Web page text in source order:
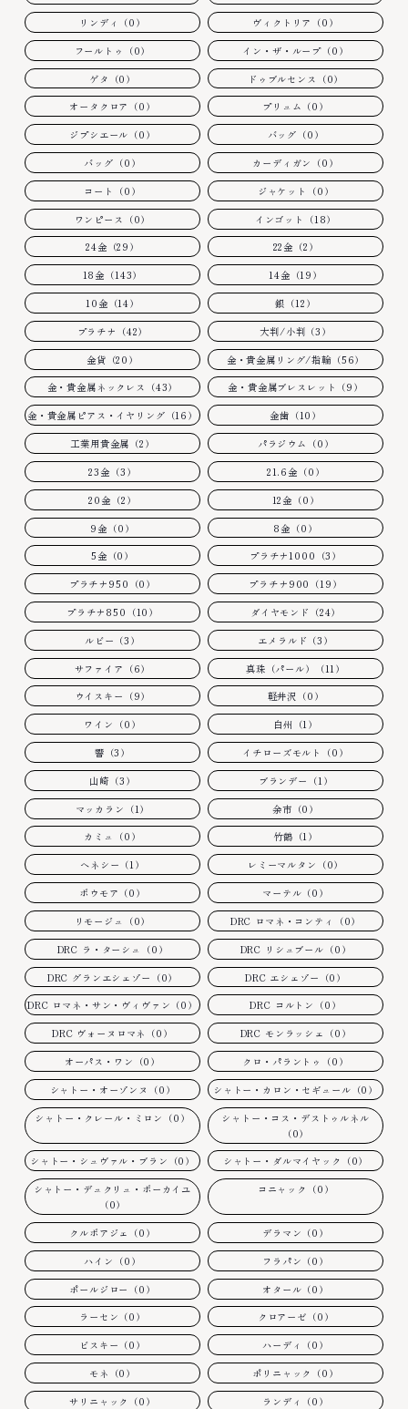
リンディ（0） ヴィクトリア（0）
フールトゥ（0） イン・ザ・ループ（0）
ゲタ（0） ドゥブルセンス（0）
オータクロア（0） プリュム（0）
ジプシエール（0） バッグ（0）
バッグ（0） カーディガン（0）
コート（0） ジャケット（0）
ワンピース（0） インゴット（18）
24金（29） 22金（2）
18金（143） 14金（19）
10金（14） 銀（12）
プラチナ（42） 大判/小判（3）
金貨（20） 金・貴金属リング/指輪（56）
金・貴金属ネックレス（43） 金・貴金属ブレスレット（9）
金・貴金属ピアス・イヤリング（16） 金歯（10）
工業用貴金属（2） パラジウム（0）
23金（3） 21.6金（0）
20金（2） 12金（0）
9金（0） 8金（0）
5金（0） プラチナ1000（3）
プラチナ950（0） プラチナ900（19）
プラチナ850（10） ダイヤモンド（24）
ルビー（3） エメラルド（3）
サファイア（6） 真珠（パール）（11）
ウイスキー（9） 軽井沢（0）
ワイン（0） 白州（1）
響（3） イチローズモルト（0）
山崎（3） ブランデー（1）
マッカラン（1） 余市（0）
カミュ（0） 竹鶴（1）
ヘネシー（1） レミーマルタン（0）
ボウモア（0） マーテル（0）
リモージュ（0） DRC ロマネ・コンティ（0）
DRC ラ・ターシュ（0） DRC リシュブール（0）
DRC グランエシェゾー（0） DRC エシェゾー（0）
DRC ロマネ・サン・ヴィヴァン（0） DRC コルトン（0）
DRC ヴォーヌロマネ（0） DRC モンラッシェ（0）
オーパス・ワン（0） クロ・パラントゥ（0）
シャトー・オーゾンヌ（0） シャトー・カロン・セギュール（0）
シャトー・クレール・ミロン（0）
シャトー・コス・デストゥルネル
（0）
シャトー・シュヴァル・ブラン（0） シャトー・ダルマイヤック（0）
シャトー・デュクリュ・ボーカイユ
（0）
コニャック（0）
クルボアジェ（0） デラマン（0）
ハイン（0） フラパン（0）
ポールジロー（0） オタール（0）
ラーセン（0） クロアーゼ（0）
ビスキー（0） ハーディ（0）
モネ（0） ポリニャック（0）
サリニャック（0） ランディ（0）